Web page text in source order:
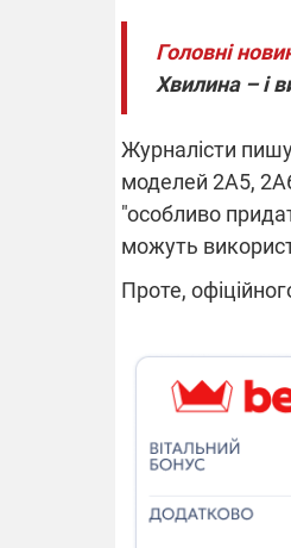
Головні
Хвилина – і
Журналісти
моделей 2А5,
"особливо
можуть
Проте,